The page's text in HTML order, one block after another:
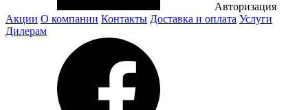
Авторизация
Акции О компании Контакты Доставка и оплата Услуги
Дилерам